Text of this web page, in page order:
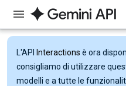
L'API Interactions è ora
consigliamo di utilizzare
modelli e a tutte le